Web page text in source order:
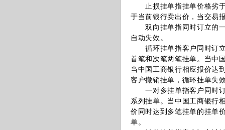
止损挂单指挂单价格劣于
于当前银行卖出价，当交易
双向挂单指同时订立的一
自动失效。
循环挂单指客户同时订立
首笔和次笔两笔挂单。当中
当中国工商银行相应报价达
客户撤销挂单，循环挂单失
一对多挂单指客户同时订
系列挂单。当中国工商银行
价同时达到多笔挂单的挂单
单。